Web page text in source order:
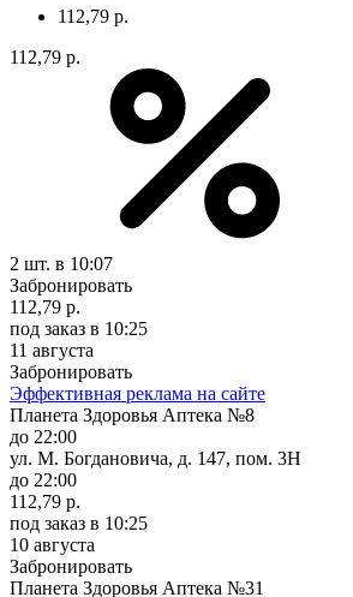
112,79 р.
112,79 р.
2 шт. в 10:07
Забронировать
112,79 р.
под заказ в 10:25
11 августа
Забронировать
Эффективная реклама на сайте
Планета Здоровья Аптека №8
до 22:00
ул. М. Богдановича, д. 147, пом. 3Н
до 22:00
112,79 р.
под заказ в 10:25
10 августа
Забронировать
Планета Здоровья Аптека №31